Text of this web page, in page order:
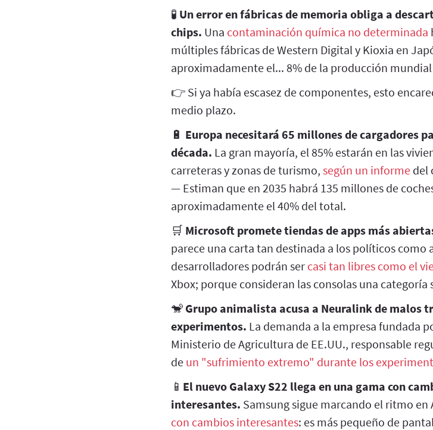
🧪 Un error en fábricas de memoria obliga a
chips. Una contaminación química no determinada
múltiples fábricas de Western Digital y Kioxia en
aproximadamente el... 8% de la producción
👉 Si ya había escasez de componentes, esto
medio plazo.
🔋 Europa necesitará 65 millones de cargadores
década. La gran mayoría, el 85% estarán en las
carreteras y zonas de turismo, según un informe del
— Estiman que en 2035 habrá 135 millones de
aproximadamente el 40% del total.
🛒 Microsoft promete tiendas de apps más
parece una carta tan destinada a los políticos como
desarrolladores podrán ser casi tan libres como el
Xbox; porque consideran las consolas una categoría
🐒 Grupo animalista acusa a Neuralink de malos
experimentos. La demanda a la empresa fundada
Ministerio de Agricultura de EE.UU., responsable
de un "sufrimiento extremo" durante los
📱 El nuevo Galaxy S22 llega en una gama con
interesantes. Samsung sigue marcando el ritmo en
con cambios interesantes: es más pequeño de